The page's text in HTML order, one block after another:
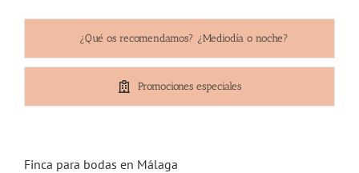
¿Qué os recomendamos? ¿Mediodía o noche?
Promociones especiales
Finca para bodas en Málaga